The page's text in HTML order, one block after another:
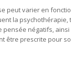
peut varier en
la psychothérapie,
pensée négatifs,
être prescrite pour